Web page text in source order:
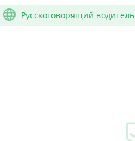
Русскоговорящий водитель